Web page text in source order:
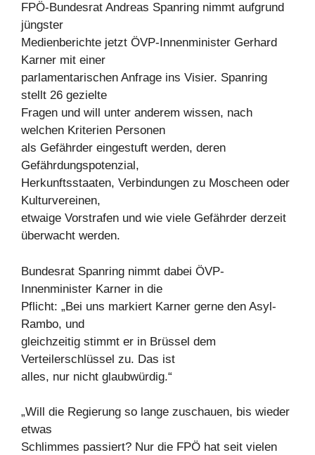
FPÖ-Bundesrat Andreas Spanring nimmt aufgrund
jüngster
Medienberichte jetzt ÖVP-Innenminister Gerhard
Karner mit einer
parlamentarischen Anfrage ins Visier. Spanring
stellt 26 gezielte
Fragen und will unter anderem wissen, nach
welchen Kriterien Personen
als Gefährder eingestuft werden, deren
Gefährdungspotenzial,
Herkunftsstaaten, Verbindungen zu Moscheen oder
Kulturvereinen,
etwaige Vorstrafen und wie viele Gefährder derzeit
überwacht werden.
Bundesrat Spanring nimmt dabei ÖVP-
Innenminister Karner in die
Pflicht: „Bei uns markiert Karner gerne den Asyl-
Rambo, und
gleichzeitig stimmt er in Brüssel dem
Verteilerschlüssel zu. Das ist
alles, nur nicht glaubwürdig.“
„Will die Regierung so lange zuschauen, bis wieder
etwas
Schlimmes passiert? Nur die FPÖ hat seit vielen